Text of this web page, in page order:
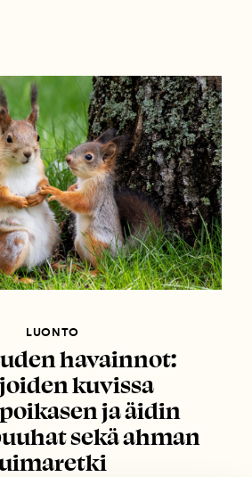
LUONTO
havainnot:
kuvissa
ja äidin
sekä ahman